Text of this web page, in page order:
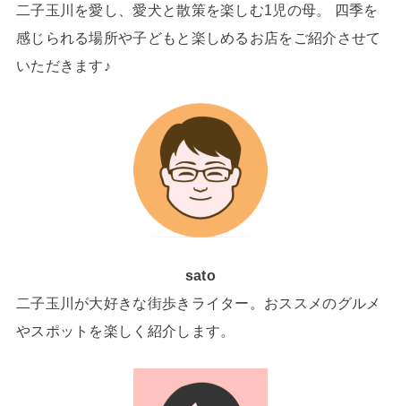
二子玉川を愛し、愛犬と散策を楽しむ1児の母。 四季を
感じられる場所や子どもと楽しめるお店をご紹介させて
いただきます♪
sato
二子玉川が大好きな街歩きライター。おススメのグルメ
やスポットを楽しく紹介します。